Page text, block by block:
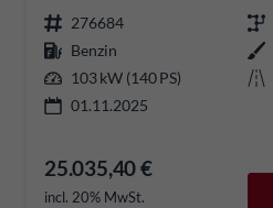
276684
Benzin
103 kW (140 PS)
01.11.2025
25.035,40 €
incl. 20% MwSt.